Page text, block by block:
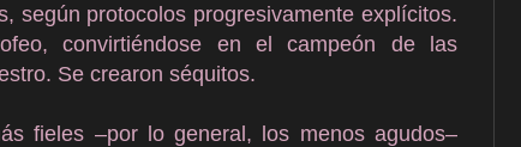
según protocolos progresivamente explícitos.
convirtiéndose en el campeón de las
Se crearon séquitos.
fieles –por lo general, los menos agudos–